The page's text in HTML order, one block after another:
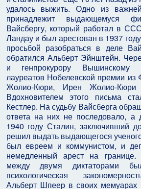
удалось выжить. Одно из
принадлежит выдающемуся
Вайсбергу, который работал в
Ландау и был арестован в 1937
просьбой разобраться в деле
обратился Альберт Эйнштейн.
и генпрокурору Вышинскому
лауреатов Нобелевской премии из
Жолио-Кюри, Ирен Жолио-
Вдохновителем этого письма
Кестлер. На судьбу Вайсберга
ответа на них не последовало, а
1940 году Сталин, заключивший
решил выдать выдающегося
был евреем и коммунистом, и
немедленный арест на границе.
между двумя диктаторами
психологическая
Альберт Шпеер в своих мемуарах